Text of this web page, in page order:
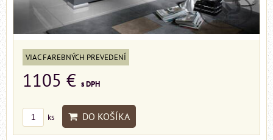
VIAC FAREBNÝCH PREVEDENÍ
1105 € s DPH
ks DO KOŠÍKA